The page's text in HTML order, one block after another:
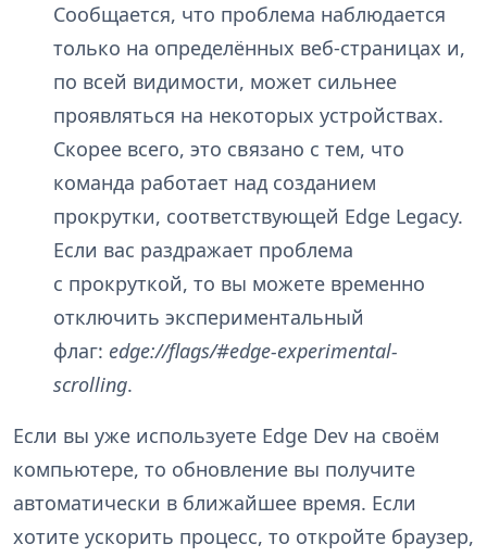
Сообщается, что проблема наблюдается
только на определённых веб-страницах и,
по всей видимости, может сильнее
проявляться на некоторых устройствах.
Скорее всего, это связано с тем, что
команда работает над созданием
прокрутки, соответствующей Edge Legacy.
Если вас раздражает проблема
с прокруткой, то вы можете временно
отключить экспериментальный
флаг: edge://flags/#edge-experimental-
scrolling.
Если вы уже используете Edge Dev на своём
компьютере, то обновление вы получите
автоматически в ближайшее время. Если
хотите ускорить процесс, то откройте браузер,